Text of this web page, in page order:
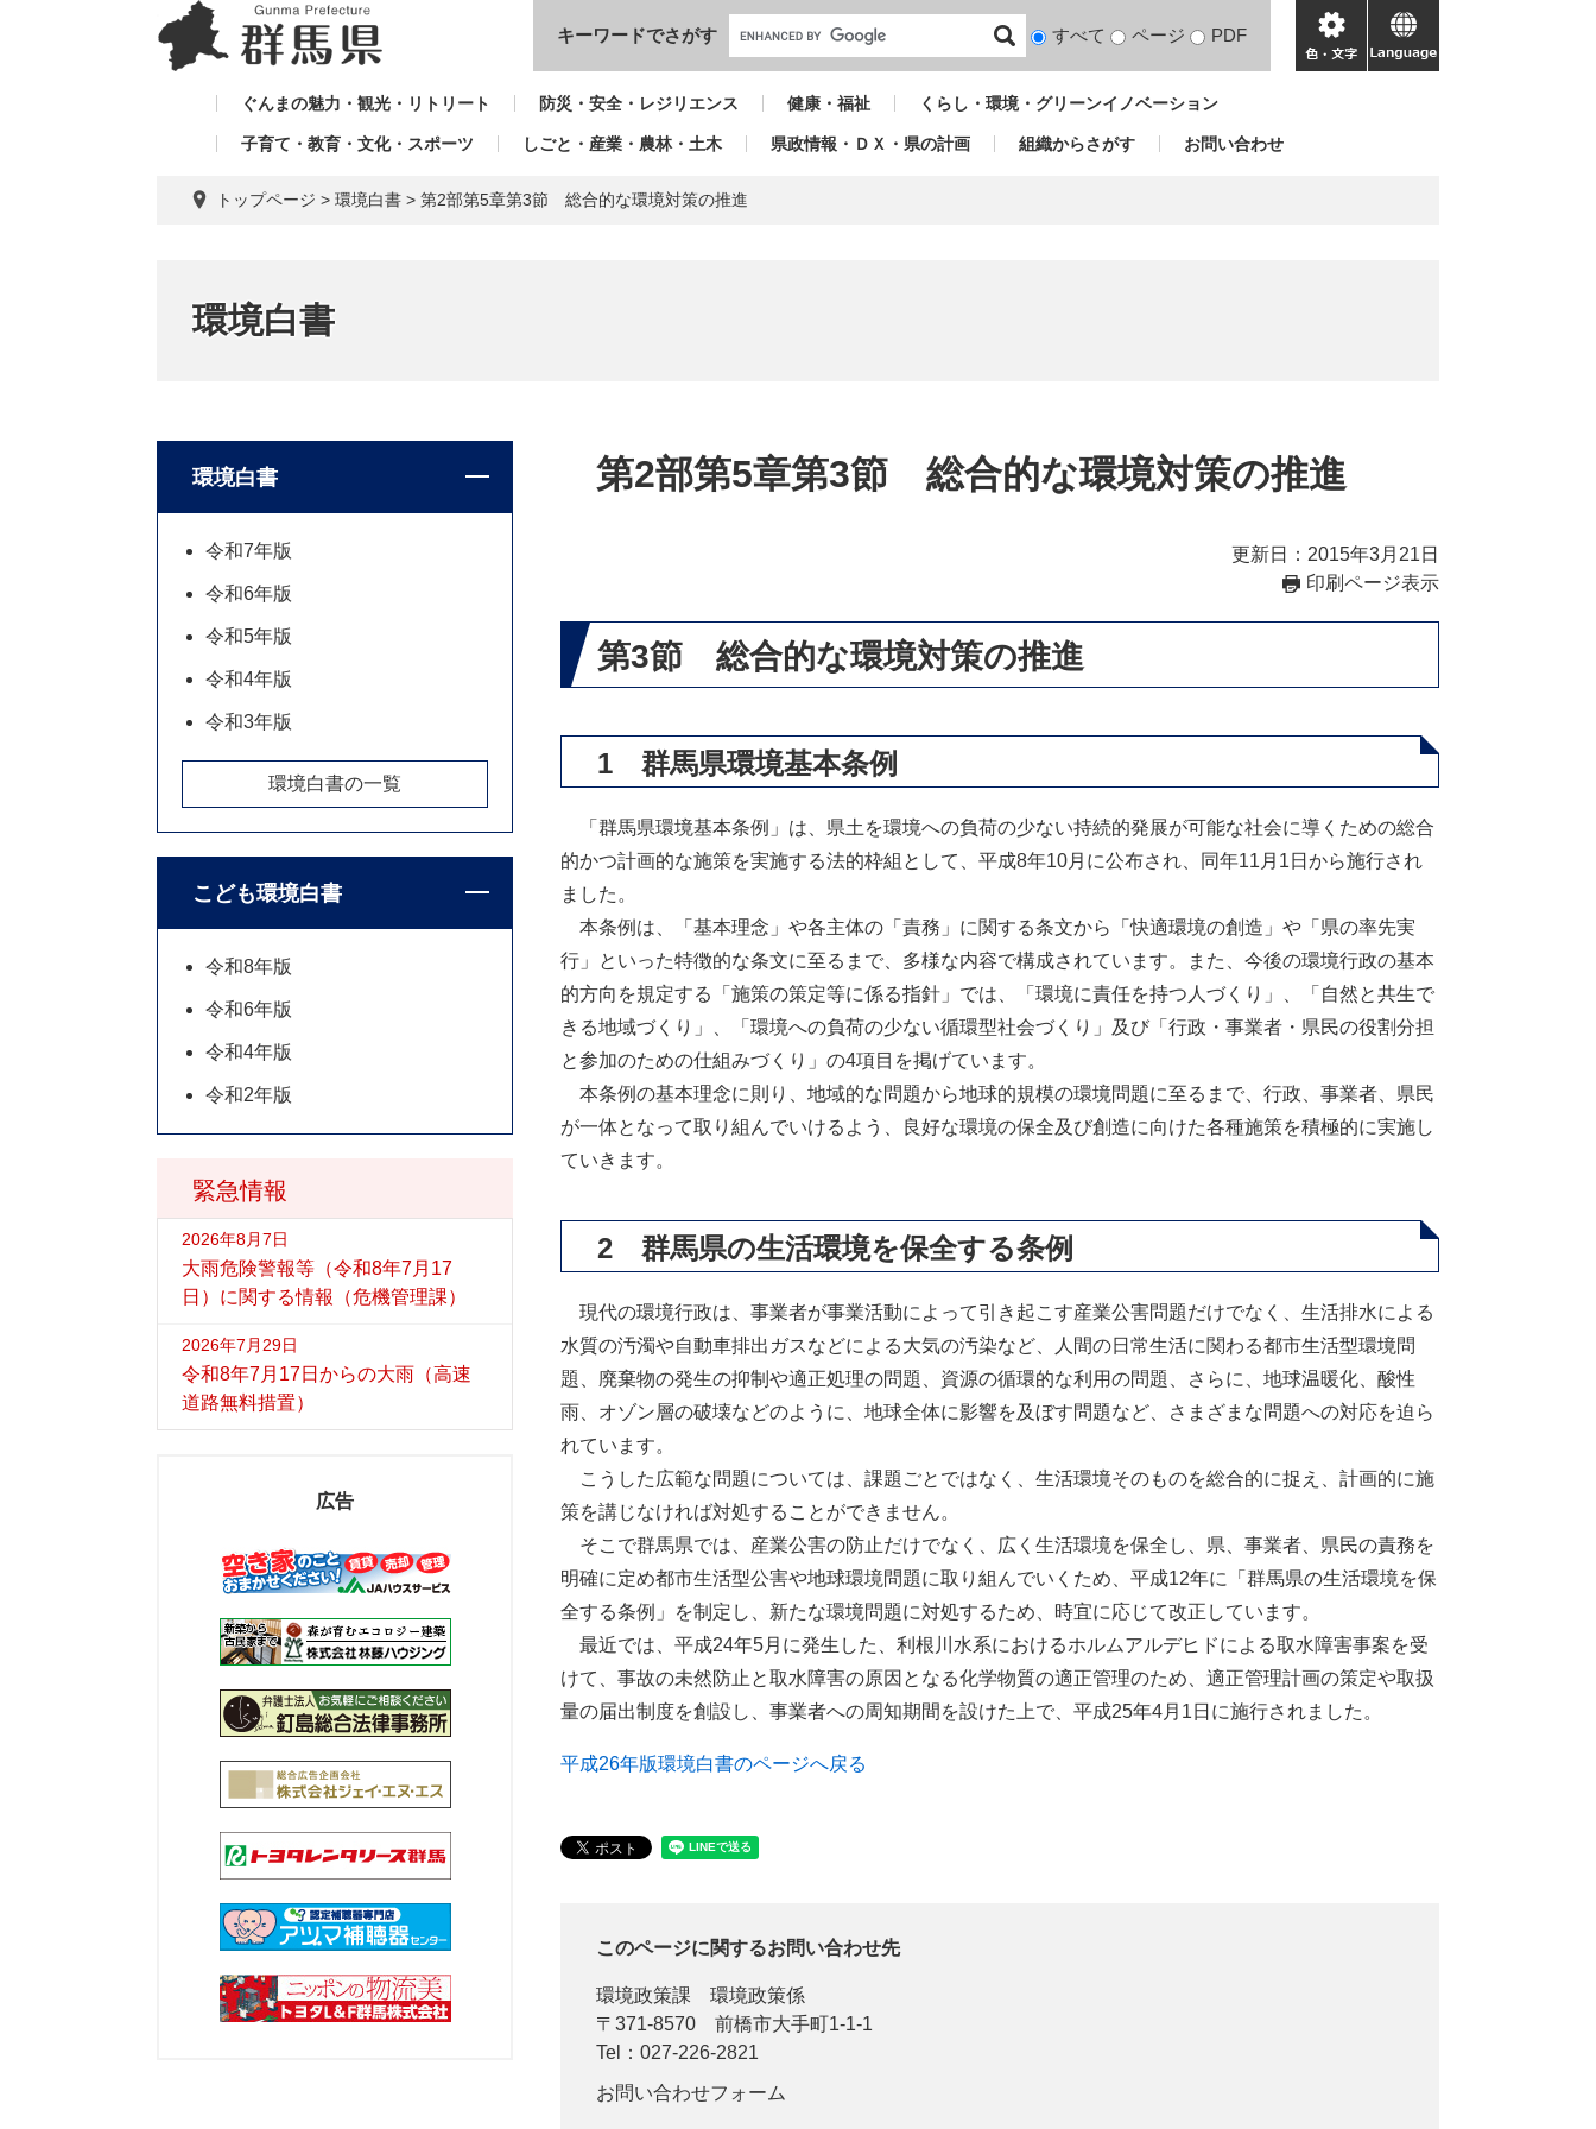
本文へ
キーワードでさがす
検
対
すべて ページ PDF
色・
文
language
ぐんまの魅力・観光・リトリート 防災・安全・レジリエンス 健康・福祉 くらし・環境・グリーンイノベーション
子育て・教育・文化・スポーツ しごと・産業・農林・土木 県政情報・ＤＸ・県の計画 組織からさがす お問い合わせ
トップページ > 環境白書 > 第2部第5章第3節 総合的な環境対策の推進
環境白書
第2部第5章第3節 総合的な環境対策の推進
更新日：2015年3月21日
印刷ページ表示
第3節 総合的な環境対策の推進
1 群馬県環境基本条例
「群馬県環境基本条例」は、県土を環境への負荷の少ない持続的発展が可能な社会に導くための総合
的かつ計画的な施策を実施する法的枠組として、平成8年10月に公布され、同年11月1日から施行され
ました。
本条例は、「基本理念」や各主体の「責務」に関する条文から「快適環境の創造」や「県の率先実
行」といった特徴的な条文に至るまで、多様な内容で構成されています。また、今後の環境行政の基本
的方向を規定する「施策の策定等に係る指針」では、「環境に責任を持つ人づくり」、「自然と共生で
きる地域づくり」、「環境への負荷の少ない循環型社会づくり」及び「行政・事業者・県民の役割分担
と参加のための仕組みづくり」の4項目を掲げています。
本条例の基本理念に則り、地域的な問題から地球的規模の環境問題に至るまで、行政、事業者、県民
が一体となって取り組んでいけるよう、良好な環境の保全及び創造に向けた各種施策を積極的に実施し
ていきます。
2 群馬県の生活環境を保全する条例
現代の環境行政は、事業者が事業活動によって引き起こす産業公害問題だけでなく、生活排水による
水質の汚濁や自動車排出ガスなどによる大気の汚染など、人間の日常生活に関わる都市生活型環境問
題、廃棄物の発生の抑制や適正処理の問題、資源の循環的な利用の問題、さらに、地球温暖化、酸性
雨、オゾン層の破壊などのように、地球全体に影響を及ぼす問題など、さまざまな問題への対応を迫ら
れています。
こうした広範な問題については、課題ごとではなく、生活環境そのものを総合的に捉え、計画的に施
策を講じなければ対処することができません。
そこで群馬県では、産業公害の防止だけでなく、広く生活環境を保全し、県、事業者、県民の責務を
明確に定め都市生活型公害や地球環境問題に取り組んでいくため、平成12年に「群馬県の生活環境を保
全する条例」を制定し、新たな環境問題に対処するため、時宜に応じて改正しています。
最近では、平成24年5月に発生した、利根川水系におけるホルムアルデヒドによる取水障害事案を受
けて、事故の未然防止と取水障害の原因となる化学物質の適正管理のため、適正管理計画の策定や取扱
量の届出制度を創設し、事業者への周知期間を設けた上で、平成25年4月1日に施行されました。
平成26年版環境白書のページへ戻る
このページに関するお問い合わせ先
環境政策課
環境政策係
〒371-8570
前橋市大手町1-1-1
Tel：027-226-2821
お問い合わせフォーム
緊急情報
2026年8月7日
大雨危険警報等（令和8年7月17
日）に関する情報（危機管理課）
2026年7月29日
令和8年7月17日からの大雨（高速
道路無料措置）
環境白書
令和7年版
令和6年版
令和5年版
令和4年版
令和3年版
環境白書の一覧
こども環境白書
令和8年版
令和6年版
令和4年版
令和2年版
広告